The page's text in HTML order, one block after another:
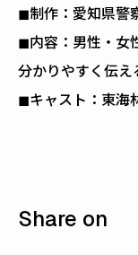
◼制作：愛知県警
◼内容：男性・女
分かりやすく伝え
◼キャスト：東海
Share on